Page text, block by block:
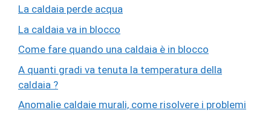
La caldaia perde acqua
La caldaia va in blocco
Come fare quando una caldaia è in blocco
A quanti gradi va tenuta la temperatura della
caldaia ?
Anomalie caldaie murali, come risolvere i problemi